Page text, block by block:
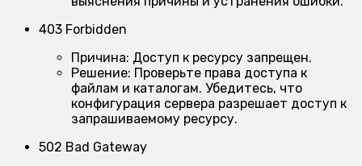
403 Forbidden
Причина: Доступ к ресурсу запрещен.
Решение: Проверьте права доступа к
файлам и каталогам. Убедитесь, что
конфигурация сервера разрешает доступ к
запрашиваемому ресурсу.
502 Bad Gateway